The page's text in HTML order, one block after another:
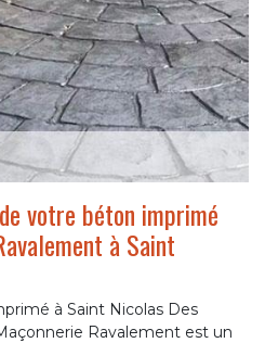
votre béton imprimé
à Saint
à Saint Nicolas Des
Ravalement est un